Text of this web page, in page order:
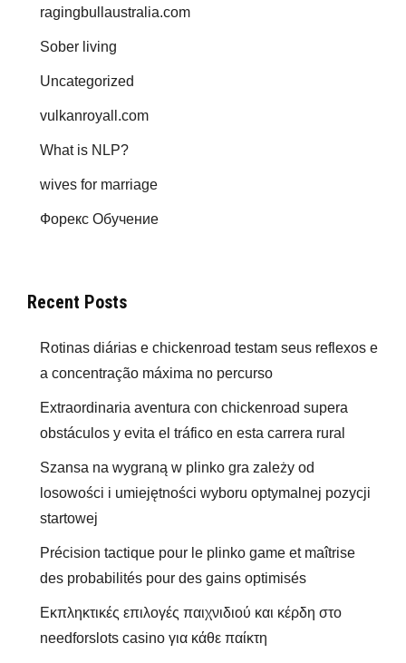
ragingbullaustralia.com
Sober living
Uncategorized
vulkanroyall.com
What is NLP?
wives for marriage
Форекс Обучение
Recent Posts
Rotinas diárias e chickenroad testam seus reflexos e
a concentração máxima no percurso
Extraordinaria aventura con chickenroad supera
obstáculos y evita el tráfico en esta carrera rural
Szansa na wygraną w plinko gra zależy od
losowości i umiejętności wyboru optymalnej pozycji
startowej
Précision tactique pour le plinko game et maîtrise
des probabilités pour des gains optimisés
Εκπληκτικές επιλογές παιχνιδιού και κέρδη στο
needforslots casino για κάθε παίκτη